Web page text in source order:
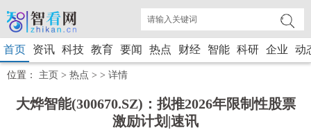
首页 资讯 科技 教育 要闻 热点 财经 智能 科研 企业 动
位置： 主页 > 热点 > > 详情
大烨智能(300670.SZ)：拟推2026年限制性股票
激励计划|速讯